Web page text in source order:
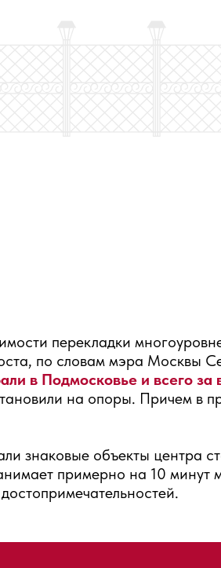
перекладки
по словам мэра Москвы
в Подмосковье и всего
на опоры. Причем в
знаковые объекты центра
примерно на 10